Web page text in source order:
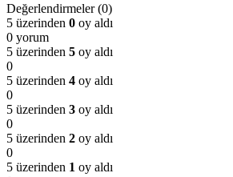
Değerlendirmeler (0)
5 üzerinden 0 oy aldı
0 yorum
5 üzerinden 5 oy aldı
0
5 üzerinden 4 oy aldı
0
5 üzerinden 3 oy aldı
0
5 üzerinden 2 oy aldı
0
5 üzerinden 1 oy aldı